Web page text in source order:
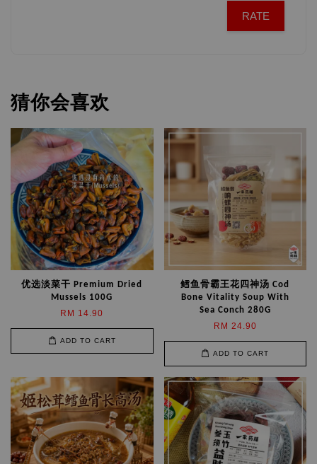
RATE
猜你会喜欢
优选淡菜干 Premium Dried
Mussels 100G
RM 14.90
ADD TO CART
鳕鱼骨霸王花四神汤 Cod
Bone Vitality Soup With
Sea Conch 280G
RM 24.90
ADD TO CART